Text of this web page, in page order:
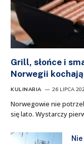
Grill, słońce i
Norwegii
KULINARIA 26 LIPCA
Norwegowie nie
się lato. Wystarczy